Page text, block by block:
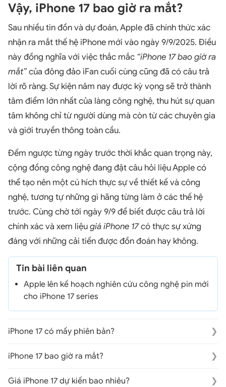
Vậy, iPhone 17 bao giờ ra mắt?
Sau nhiều tin đồn và dự đoán, Apple đã chính thức xác
nhận ra mắt thế hệ iPhone mới vào ngày 9/9/2025. Điều
này đồng nghĩa với việc thắc mắc “iPhone 17 bao giờ ra
mắt”của đông đảo iFan cuối cùng cũng đã có câu trả
lời rõ ràng. Sự kiện năm nay được kỳ vọng sẽ trở thành
tâm điểm lớn nhất của làng công nghệ, thu hút sự quan
tâm không chỉ từ người dùng mà còn từ các chuyên gia
và giới truyền thông toàn cầu.
Đếm ngược từng ngày trước thời khắc quan trọng này,
cộng đồng công nghệ đang đặt câu hỏi liệu Apple có
thể tạo nên một cú hích thực sự về thiết kế và công
nghệ, tương tự những gì hãng từng làm ở các thế hệ
trước. Cùng chờ tới ngày 9/9 để biết được câu trả lời
chính xác và xem liệugiá iPhone 17có thực sự xứng
đáng với những cải tiến được đồn đoán hay không.
Tin bài liên quan
Apple lên kế hoạch nghiên cứu công nghệ pin mới
cho iPhone 17 series
iPhone 17 có mấy phiên bản?
Theo tin đồn, Apple sẽ ra mắt 4 phiên bản gồm:
iPhone 17, iPhone 17 Air, iPhone 17 Pro và iPhone 17
Pro Max, mỗi phiên bản có sự khác biệt về thiết kế
iPhone 17 bao giờ ra mắt?
Apple đã ấn định ngày 9/9/2025 là thời điểm chính
Giá iPhone 17 dự kiến bao nhiêu?